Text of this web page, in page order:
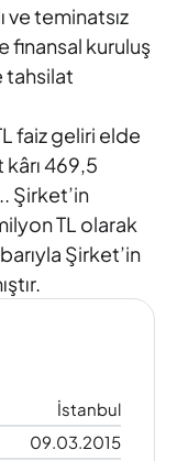
teminatsız
finansal kuruluş
tahsilat
faiz geliri elde
469,5
Şirket’in
TL olarak
Şirket’in
İstanbul
09.03.2015